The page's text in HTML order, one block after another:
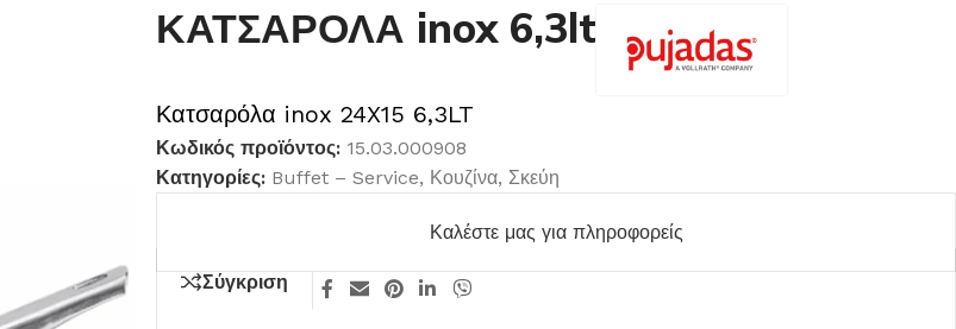
ΚΑΤΣΑΡΟΛΑ inox 6,3lt
Κατσαρόλα inox 24X15 6,3LT
Κωδικός προϊόντος: 15.03.000908
Κατηγορίες: Buffet – Service, Κουζίνα, Σκεύη
Καλέστε μας για πληροφορείς
Σύγκριση